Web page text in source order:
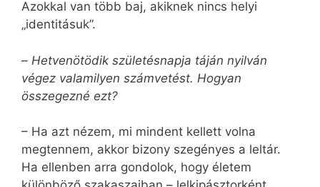
Azokkal van több baj, akiknek nincs helyi
„identitásuk”.
– Hetvenötödik születésnapja táján nyilván
végez valamilyen számvetést. Hogyan
összegezné ezt?
– Ha azt nézem, mi mindent kellett volna
megtennem, akkor bizony szegényes a leltár.
Ha ellenben arra gondolok, hogy életem